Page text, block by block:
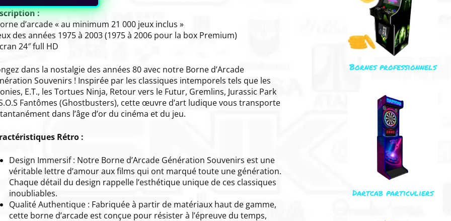
:
d’arcade « au minimum 21 000 jeux inclus »
des années 1975 à 2003 (1975 à 2006 pour la box Premium)
24″ full HD
dans la nostalgie des années 80 avec notre Borne d’Arcade
Souvenirs ! Inspirée par les classiques intemporels tels que les
E.T., les Tortues Ninja, Retour vers le Futur, Gremlins, Jurassic Park
Fantômes (Ghostbusters), cette œuvre d’art ludique vous transporte
dans l’âge d’or du cinéma et du jeu.
Rétro :
Design Immersif : Notre Borne d’Arcade Génération Souvenirs est une
véritable lettre d’amour aux films qui ont marqué toute une génération.
Chaque détail du design rappelle l’esthétique unique de ces classiques
inoubliables.
Qualité Authentique : Fabriquée à partir de matériaux haut de gamme,
cette borne d’arcade est conçue pour résister à l’épreuve du temps,
Bornes professionnels
Dartcab particuliers